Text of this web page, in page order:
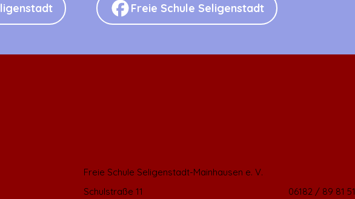
Freie Schule Seligenstadt
Freie Schule Seligenstadt-Mainhausen e. V.
Schulstraße 11
06182 / 89 81 51